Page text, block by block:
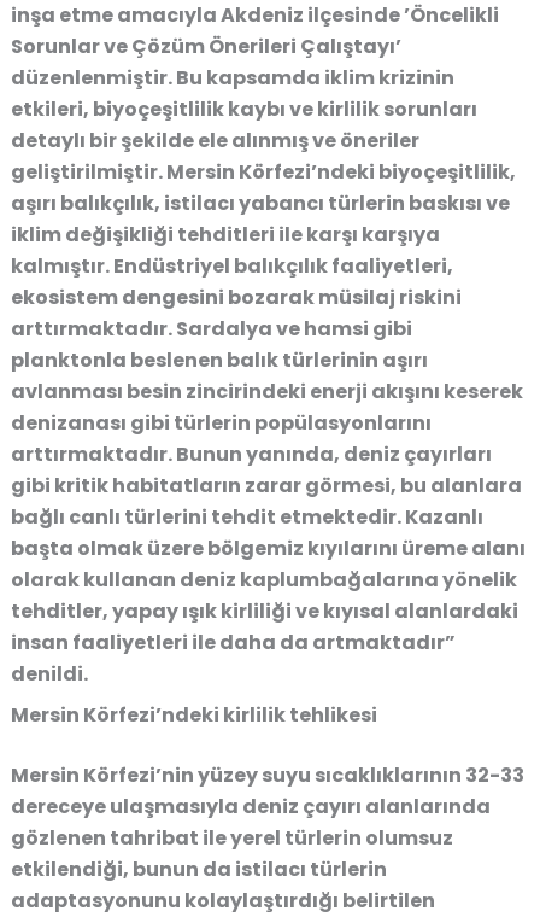
inşa etme amacıyla Akdeniz ilçesinde ’Öncelikli
Sorunlar ve Çözüm Önerileri Çalıştayı’
düzenlenmiştir. Bu kapsamda iklim krizinin
etkileri, biyoçeşitlilik kaybı ve kirlilik sorunları
detaylı bir şekilde ele alınmış ve öneriler
geliştirilmiştir. Mersin Körfezi’ndeki biyoçeşitlilik,
aşırı balıkçılık, istilacı yabancı türlerin baskısı ve
iklim değişikliği tehditleri ile karşı karşıya
kalmıştır. Endüstriyel balıkçılık faaliyetleri,
ekosistem dengesini bozarak müsilaj riskini
arttırmaktadır. Sardalya ve hamsi gibi
planktonla beslenen balık türlerinin aşırı
avlanması besin zincirindeki enerji akışını keserek
denizanası gibi türlerin popülasyonlarını
arttırmaktadır. Bunun yanında, deniz çayırları
gibi kritik habitatların zarar görmesi, bu alanlara
bağlı canlı türlerini tehdit etmektedir. Kazanlı
başta olmak üzere bölgemiz kıyılarını üreme alanı
olarak kullanan deniz kaplumbağalarına yönelik
tehditler, yapay ışık kirliliği ve kıyısal alanlardaki
insan faaliyetleri ile daha da artmaktadır”
denildi.
Mersin Körfezi’ndeki kirlilik tehlikesi
Mersin Körfezi’nin yüzey suyu sıcaklıklarının 32-33
dereceye ulaşmasıyla deniz çayırı alanlarında
gözlenen tahribat ile yerel türlerin olumsuz
etkilendiği, bunun da istilacı türlerin
adaptasyonunu kolaylaştırdığı belirtilen